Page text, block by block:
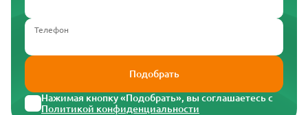
Телефон
Подобрать
Нажимая кнопку «Подобрать», вы соглашаетесь с
Политикой конфиденциальности